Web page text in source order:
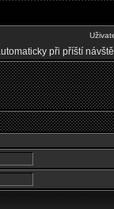
při příští